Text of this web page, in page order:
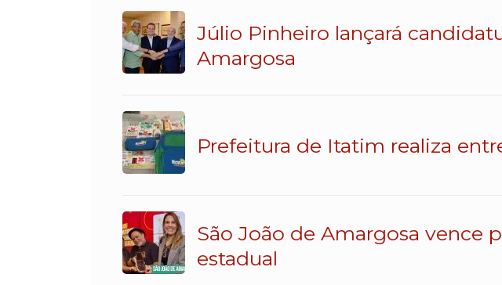
Júlio Pinheiro lançará
Amargosa
Prefeitura de Itatim realiza
São João de Amargosa vence
estadual